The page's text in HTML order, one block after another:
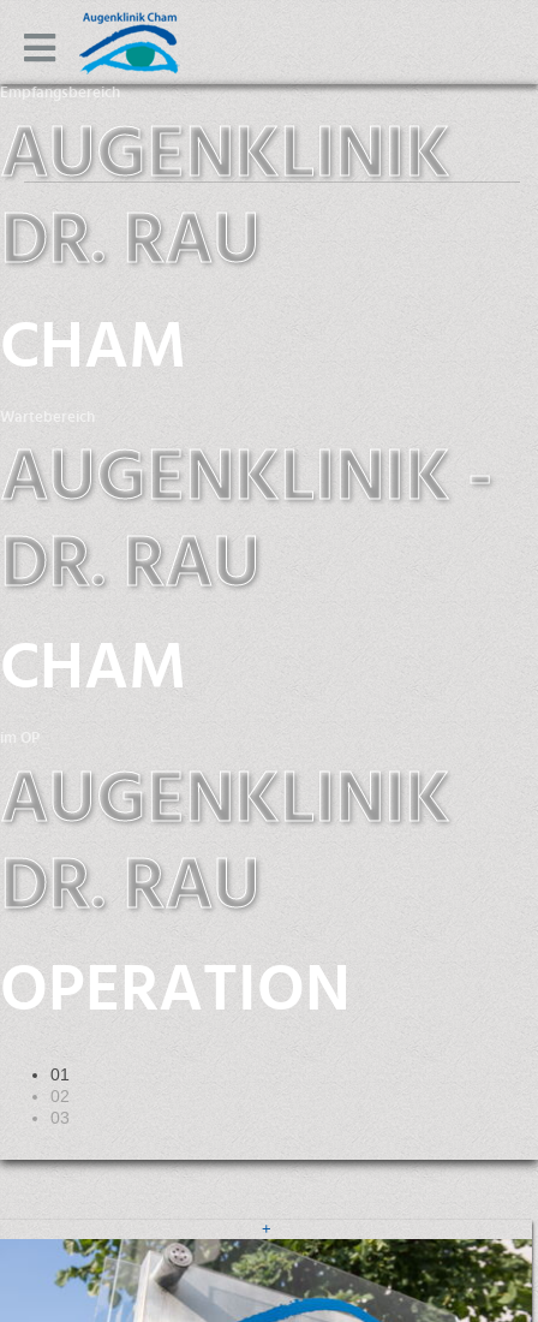
Empfangsbereich
AUGENKLINIK
DR. RAU
CHAM
Wartebereich
AUGENKLINIK -
DR. RAU
CHAM
im OP
AUGENKLINIK
DR. RAU
OPERATION
01
02
03
+